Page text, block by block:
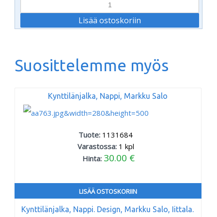
Suosittelemme myös
Kynttilänjalka, Nappi, Markku Salo
Tuote: 1131684
Varastossa: 1 kpl
Hinta: 30.00 €
LISÄÄ OSTOSKORIIN
Kynttilänjalka, Nappi. Design, Markku Salo, Iittala.